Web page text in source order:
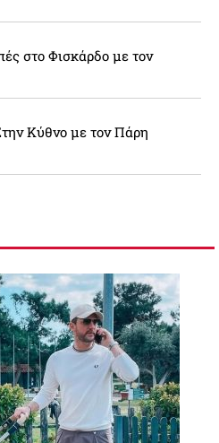
στο Φισκάρδο με τον
Κύθνο με τον Πάρη